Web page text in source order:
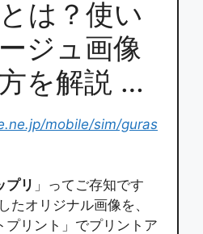
は？使い
ジュ画像
を解説 …
mobile/sim/guras
プリ 」ってご存知です
たオリジナル画像を、
プリント」でプリントア